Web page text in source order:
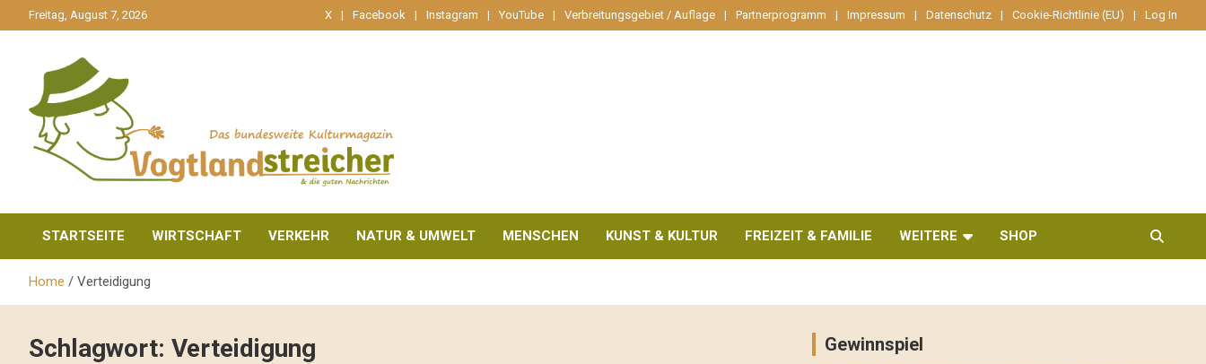
zum
Freitag, August 7, 2026 X Facebook Instagram YouTube Verbreitungsgebiet / Auflage Partnerprogramm Impressum Datenschutz Cookie-Richtlinie (EU) Log In
Vogtlandstreicher
STARTSEITE WIRTSCHAFT VERKEHR NATUR & UMWELT MENSCHEN KUNST & KULTUR FREIZEIT & FAMILIE WEITERE SHOP
Home Verteidigung
Schlagwort: Verteidigung Gewinnspiel